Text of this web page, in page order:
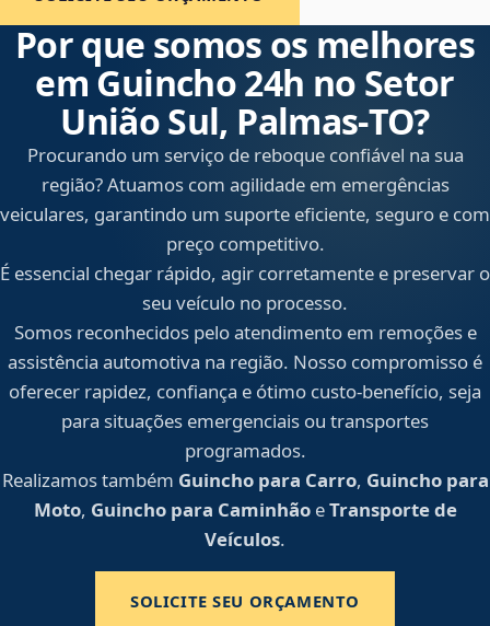
Por que somos os melhores
em Guincho 24h no Setor
União Sul, Palmas‑TO?
Procurando um serviço de reboque confiável na sua
região? Atuamos com agilidade em emergências
veiculares, garantindo um suporte eficiente, seguro e com
preço competitivo.
É essencial chegar rápido, agir corretamente e preservar o
seu veículo no processo.
Somos reconhecidos pelo atendimento em remoções e
assistência automotiva na região. Nosso compromisso é
oferecer rapidez, confiança e ótimo custo-benefício, seja
para situações emergenciais ou transportes
programados.
Realizamos também Guincho para Carro, Guincho para
Moto, Guincho para CaminhãoeTransporte de
Veículos.
SOLICITE SEU ORÇAMENTO